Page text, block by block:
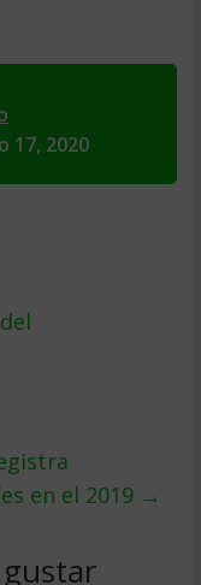
17, 2020
en el 2019 →